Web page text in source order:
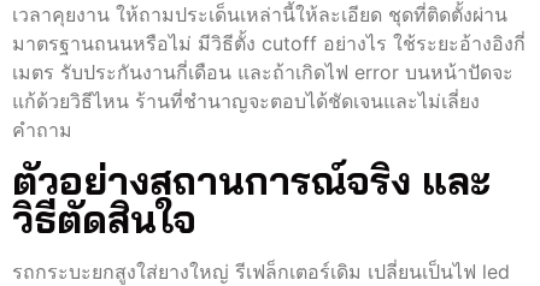
เวลาคุยงาน ให้ถามประเด็นเหล่านี้ให้ละเอียด ชุดที่ติดตั้งผ่าน
มาตรฐานถนนหรือไม่ มีวิธีตั้ง cutoff อย่างไร ใช้ระยะอ้างอิงกี่
เมตร รับประกันงานกี่เดือน และถ้าเกิดไฟ error บนหน้าปัดจะ
แก้ด้วยวิธีไหน ร้านที่ชำนาญจะตอบได้ชัดเจนและไม่เลี่ยง
คำถาม
ตัวอย่างสถานการณ์จริง และ
วิธีตัดสินใจ
รถกระบะยกสูงใส่ยางใหญ่ รีเฟล็กเตอร์เดิม เปลี่ยนเป็นไฟ led